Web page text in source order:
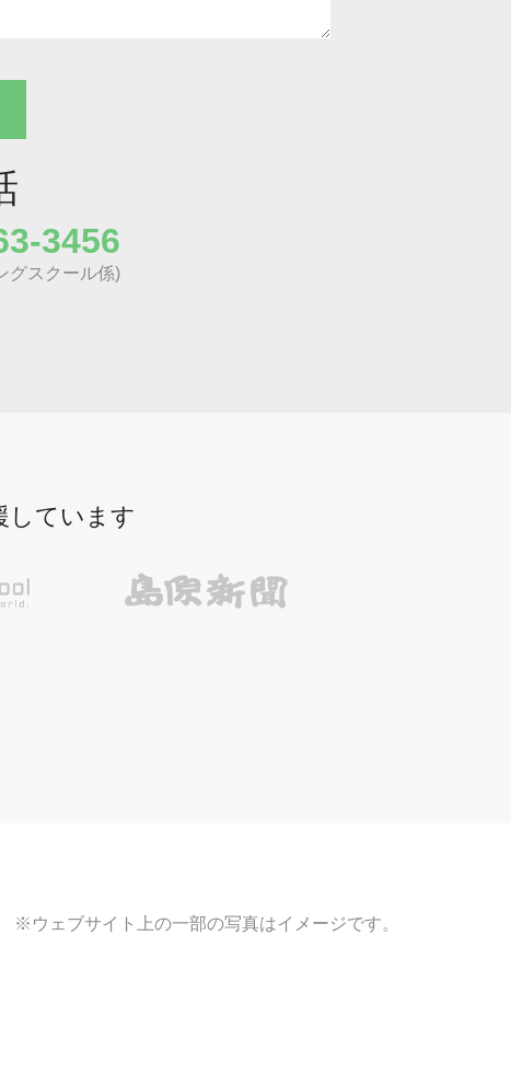
3456
グスクール係)
しています
※ウェブサイト上の一部の写真はイメージです。